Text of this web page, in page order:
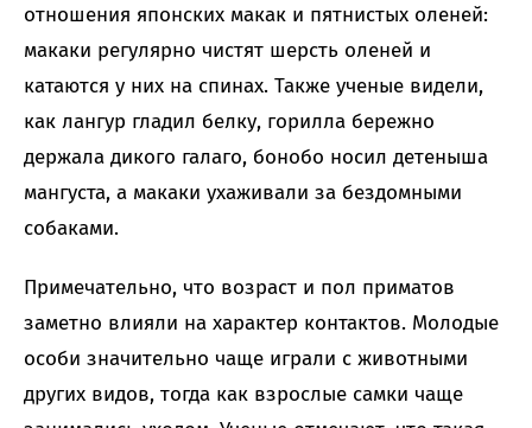
отношения японских макак и пятнистых оленей:
макаки регулярно чистят шерсть оленей и
катаются у них на спинах. Также ученые видели,
как лангур гладил белку, горилла бережно
держала дикого галаго, бонобо носил детеныша
мангуста, а макаки ухаживали за бездомными
собаками.
Примечательно, что возраст и пол приматов
заметно влияли на характер контактов. Молодые
особи значительно чаще играли с животными
других видов, тогда как взрослые самки чаще